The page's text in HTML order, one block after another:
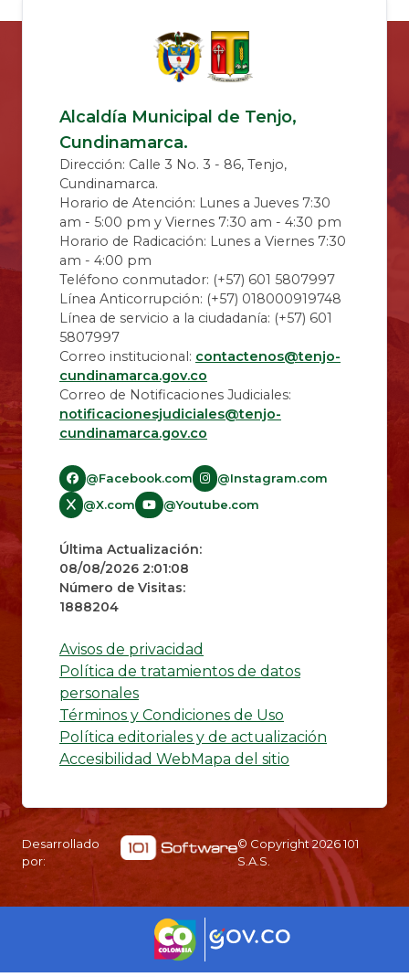
Alcaldía Municipal de Tenjo,
Cundinamarca.
Dirección: Calle 3 No. 3 - 86, Tenjo,
Cundinamarca.
Horario de Atención: Lunes a Jueves 7:30
am - 5:00 pm y Viernes 7:30 am - 4:30 pm
Horario de Radicación: Lunes a Viernes 7:30
am - 4:00 pm
Teléfono conmutador: (+57) 601 5807997
Línea Anticorrupción: (+57) 018000919748
Línea de servicio a la ciudadanía: (+57) 601
5807997
Correo institucional: contactenos@tenjo-
cundinamarca.gov.co
Correo de Notificaciones Judiciales:
notificacionesjudiciales@tenjo-
cundinamarca.gov.co​
@Facebook.com
@Instagram.com
@X.com
@Youtube.com
Última Actualización:
08/08/2026 2:01:08
Número de Visitas:
1888204
Avisos de privacidad
Política de tratamientos de datos
personales
Términos y Condiciones de Uso
Política editoriales y de actualización
Accesibilidad Web Mapa del sitio
Desarrollado
por:
© Copyright2026101
S.A.S.